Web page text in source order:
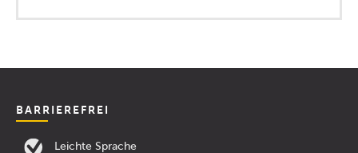
BARRIEREFREI
Leichte Sprache